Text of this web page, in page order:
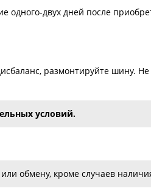
одного-двух дней после
размонтируйте шину. Не
условий.
обмену, кроме случаев